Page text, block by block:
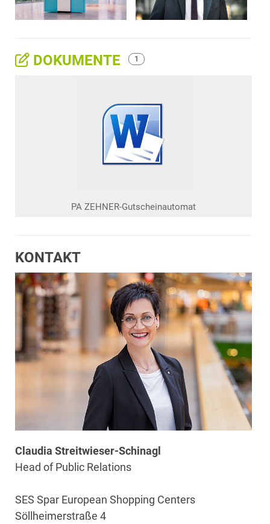
DOKUMENTE 1
PA ZEHNER-Gutscheinautomat
KONTAKT
Claudia Streitwieser-Schinagl
Head of Public Relations
SES Spar European Shopping Centers
Söllheimerstraße 4